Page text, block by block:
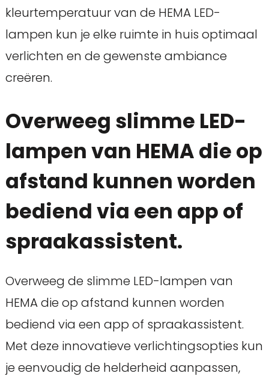
kleurtemperatuur van de HEMA LED-
lampen kun je elke ruimte in huis optimaal
verlichten en de gewenste ambiance
creëren.
Overweeg slimme LED-
lampen van HEMA die op
afstand kunnen worden
bediend via een app of
spraakassistent.
Overweeg de slimme LED-lampen van
HEMA die op afstand kunnen worden
bediend via een app of spraakassistent.
Met deze innovatieve verlichtingsopties kun
je eenvoudig de helderheid aanpassen,